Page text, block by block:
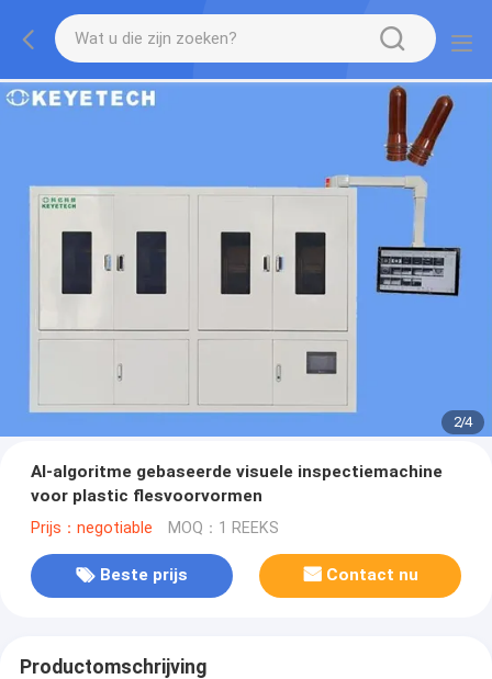
2/4
AI-algoritme gebaseerde visuele inspectiemachine
voor plastic flesvoorvormen
Prijs：negotiable MOQ：1 REEKS
Beste prijs Contact nu
Productomschrijving